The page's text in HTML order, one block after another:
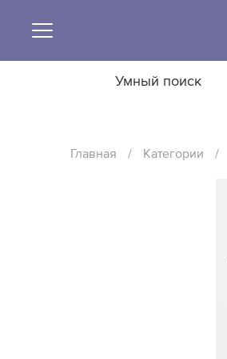
Умный поиск
Главная / Категории /